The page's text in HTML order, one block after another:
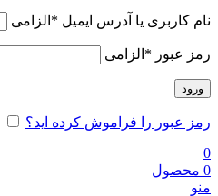
نام کاربری یا آدرس ایمیل * الزامی
رمز عبور * الزامی
ورود
رمز عبور را فراموش کرده اید؟
0
0 محصول
منو